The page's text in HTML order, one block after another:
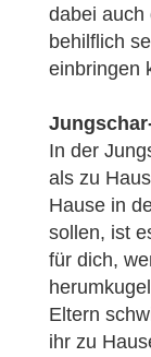
dabei auch
behilflich
einbringen
In der
als zu
Hause in
sollen, ist
für dich,
Eltern
ihr zu